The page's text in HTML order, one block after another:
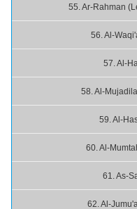
55. Ar-Rahman
56. Al-
57. Al-
58. Al-
59. Al-
60. Al-
61. As-
62. Al-